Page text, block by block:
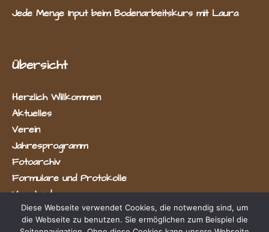
Jede Menge Input beim Bodenarbeitskurs mit Laura
Übersicht
Herzlich Willkommen
Aktuelles
Verein
Jahresprogramm
Fotoarchiv
Formulare und Protokolle
Vorstand
Diese Webseite verwendet Cookies, die notwendig sind, um
die Webseite zu benutzen. Sie ermöglichen zum Beispiel die